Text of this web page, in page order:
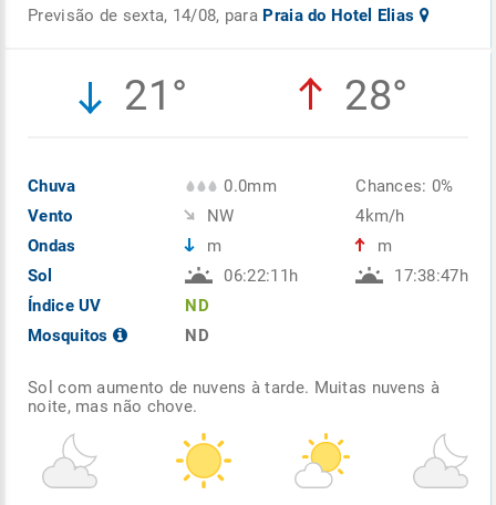
Previsão de sexta, 14/08, para Praia do Hotel Elias
21° 28°
Chuva
Vento
Ondas
Sol
Índice UV
Mosquitos
0.0mm
NW
m
06:22:11h
ND
ND
Chances: 0%
4km/h
m
17:38:47h
Sol com aumento de nuvens à tarde. Muitas nuvens à
noite, mas não chove.